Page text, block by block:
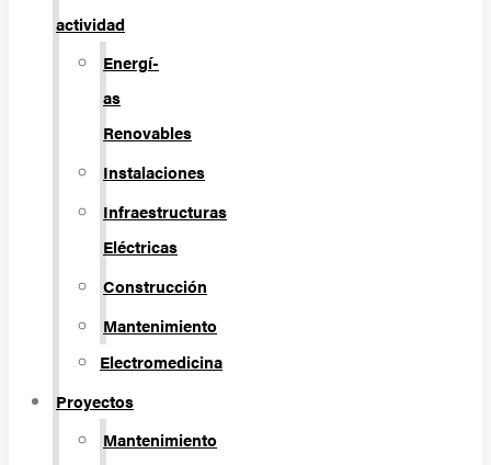
actividad
Energí­
as
Renovables
Instalaciones
Infraestructuras
Eléctricas
Construcción
Mantenimiento
Electromedicina
Proyectos
Mantenimiento